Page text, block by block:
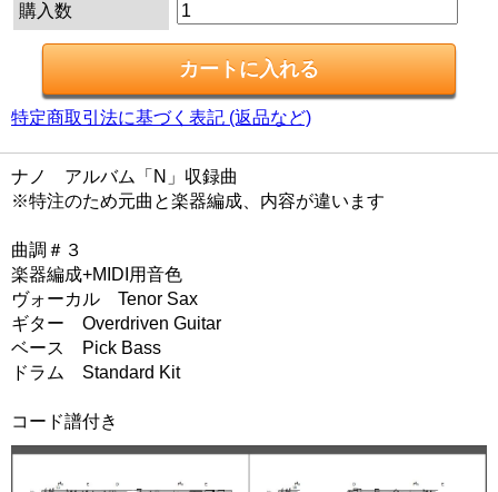
購入数
特定商取引法に基づく表記 (返品など)
ナノ アルバム「N」収録曲
※特注のため元曲と楽器編成、内容が違います
曲調＃３
楽器編成+MIDI用音色
ヴォーカル Tenor Sax
ギター Overdriven Guitar
ベース Pick Bass
ドラム Standard Kit
コード譜付き